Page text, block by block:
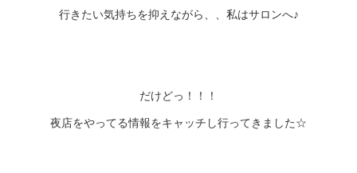
行きたい気持ちを抑えながら、、私はサロンへ♪
だけどっ！！！
夜店をやってる情報をキャッチし行ってきました☆